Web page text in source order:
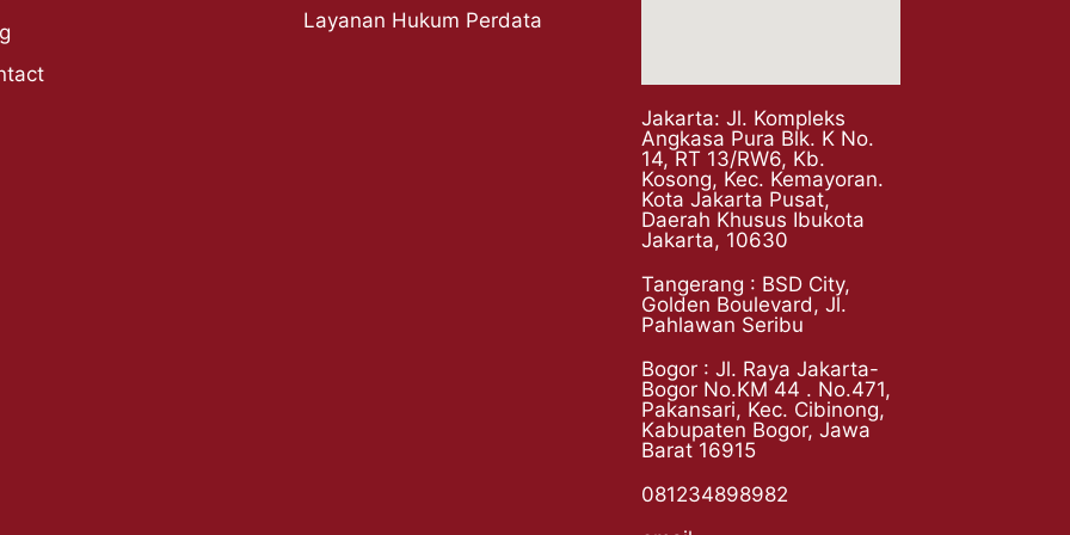
Layanan Hukum Perdata
Jakarta: Jl. Kompleks
Angkasa Pura Blk. K No.
14, RT 13/RW6, Kb.
Kosong, Kec. Kemayoran.
Kota Jakarta Pusat,
Daerah Khusus Ibukota
Jakarta, 10630
Tangerang : BSD City,
Golden Boulevard, Jl.
Pahlawan Seribu
Bogor : Jl. Raya Jakarta-
Bogor No.KM 44 . No.471,
Pakansari, Kec. Cibinong,
Kabupaten Bogor, Jawa
Barat 16915
081234898982